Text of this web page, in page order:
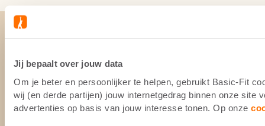
Jij bepaalt over jouw data
Om je beter en persoonlijker te helpen, gebruikt Basic-Fit
wij (en derde partijen) jouw internetgedrag binnen onze site
advertenties op basis van jouw interesse tonen. Op onze